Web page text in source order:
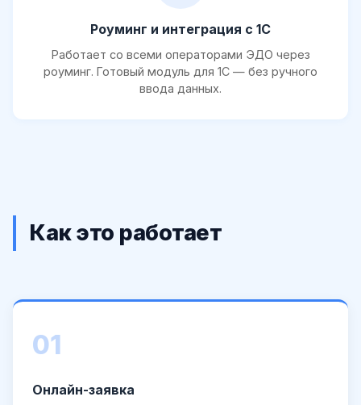
Роуминг и интеграция с 1С
Работает со всеми операторами ЭДО через
роуминг. Готовый модуль для 1С — без ручного
ввода данных.
Как это работает
01
Онлайн-заявка